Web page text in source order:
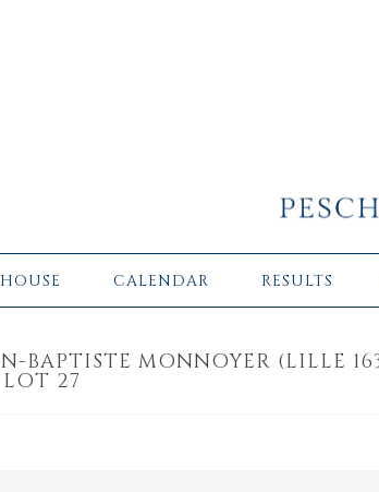
CALENDAR RESULTS
BAPTISTE MONNOYER (LILLE
LOT 27